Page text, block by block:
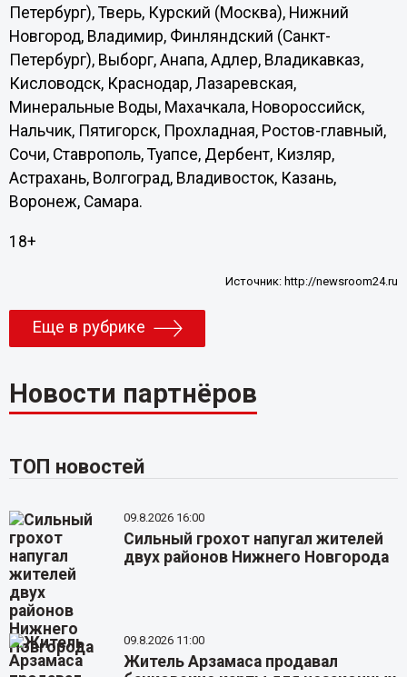
Петербург), Тверь, Курский (Москва), Нижний
Новгород, Владимир, Финляндский (Санкт-
Петербург), Выборг, Анапа, Адлер, Владикавказ,
Кисловодск, Краснодар, Лазаревская,
Минеральные Воды, Махачкала, Новороссийск,
Нальчик, Пятигорск, Прохладная, Ростов-главный,
Сочи, Ставрополь, Туапсе, Дербент, Кизляр,
Астрахань, Волгоград, Владивосток, Казань,
Воронеж, Самара.
18+
Источник:http://newsroom24.ru
Еще в рубрике
Новости партнёров
ТОП новостей
09.8.2026 16:00
Сильный грохот напугал жителей
двух районов Нижнего Новгорода
09.8.2026 11:00
Житель Арзамаса продавал